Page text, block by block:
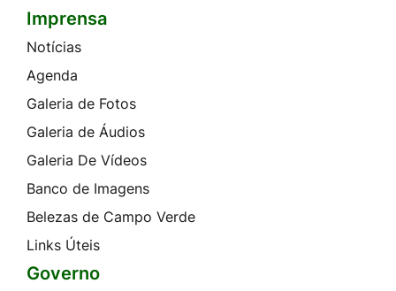
Imprensa
Notícias
Agenda
Galeria de Fotos
Galeria de Áudios
Galeria De Vídeos
Banco de Imagens
Belezas de Campo Verde
Links Úteis
Governo